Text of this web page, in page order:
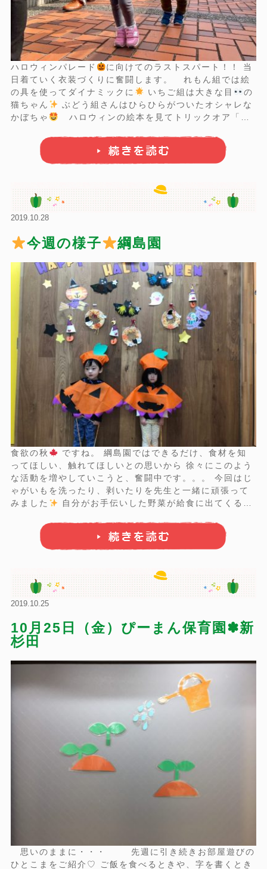
ハロウィンパレード
に向けてのラストスパート！！ 当
日着ていく衣装づくりに奮闘します。 れもん組では絵
の具を使ってダイナミックに
いちご組は大きな目
の
猫ちゃん
ぶどう組さんはひらひらがついたオシャレな
かぼちゃ
2019.10.28
今週の様子 綱島園
食欲の秋
ってほしい、触れてほしいとの思いから 徐々にこのよう
な活動を増やしていこうと、奮闘中です。。。 今回はじ
ゃがいもを洗ったり、剥いたりを先生と一緒に頑張って
みました
食べられちゃいますよね
2019.10.25
10月25日（金）ぴーまん保育園✽新
杉田
思いのままに・・・ 先週に引き続きお部屋遊びの
ひとこまをご紹介♡ ご飯を食べるときや、字を書くとき